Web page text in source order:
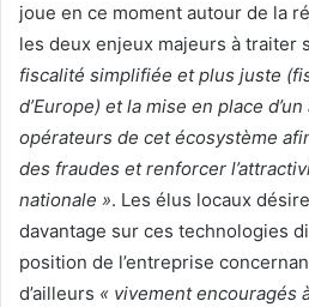
joue en ce moment autour de la
les deux enjeux majeurs à traiter
fiscalité simplifiée et plus juste
d’Europe) et la mise en place
opérateurs de cet écosystème
des fraudes et renforcer
nationale ». Les élus locaux
davantage sur ces technologies
position de l’entreprise
d’ailleurs « vivement encouragés